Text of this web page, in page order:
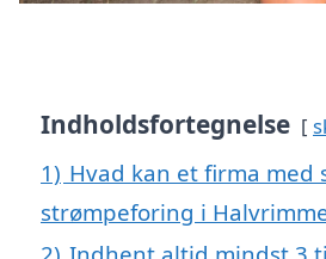
Indholdsfortegnelse
1) Hvad kan et firma med
strømpeforing i